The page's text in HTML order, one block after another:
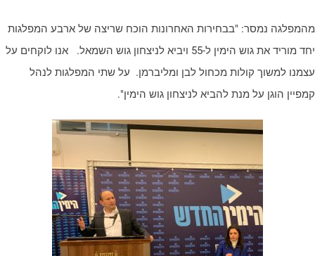
נמסר: "בבחירות האחרונות הוכח שריצה של ארבע המפלגות
יחד מוריד את גוש הימין ל-55 ויביא לניצחון גוש השמאל. אנו לוקחים על
למשוך קולות מכחול לבן ומליברמן. על שתי המפלגות לנהל
הוגן על מנת להביא לניצחון גוש הימין".